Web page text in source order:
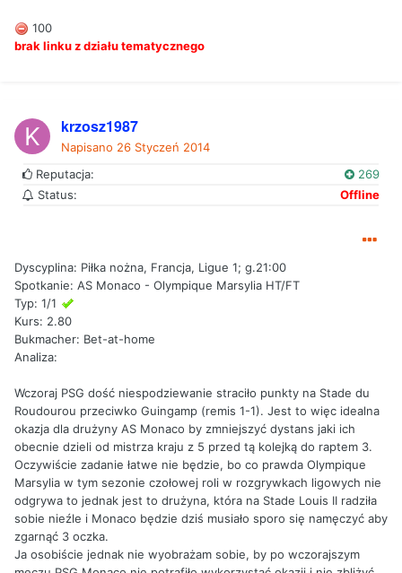
100
brak linku z działu tematycznego
krzosz1987
Napisano 26 Styczeń 2014
Reputacja:
269
Status:
Offline
Dyscyplina: Piłka nożna, Francja, Ligue 1; g.21:00
Spotkanie: AS Monaco - Olympique Marsylia HT/FT
Typ: 1/1
Kurs: 2.80
Bukmacher: Bet-at-home
Analiza:
Wczoraj PSG dość niespodziewanie straciło punkty na Stade du
Roudourou przeciwko Guingamp (remis 1-1). Jest to więc idealna
okazja dla drużyny AS Monaco by zmniejszyć dystans jaki ich
obecnie dzieli od mistrza kraju z 5 przed tą kolejką do raptem 3.
Oczywiście zadanie łatwe nie będzie, bo co prawda Olympique
Marsylia w tym sezonie czołowej roli w rozgrywkach ligowych nie
odgrywa to jednak jest to drużyna, która na Stade Louis II radziła
sobie nieźle i Monaco będzie dziś musiało sporo się namęczyć aby
zgarnąć 3 oczka.
Ja osobiście jednak nie wyobrażam sobie, by po wczorajszym